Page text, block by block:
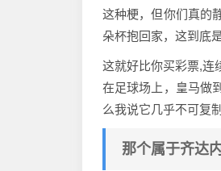
这种梗，但你们真的
朵杯抱回家，这到底
这就好比你买彩票,连
在足球场上，皇马做
么我说它几乎不可复制
那个属于齐达